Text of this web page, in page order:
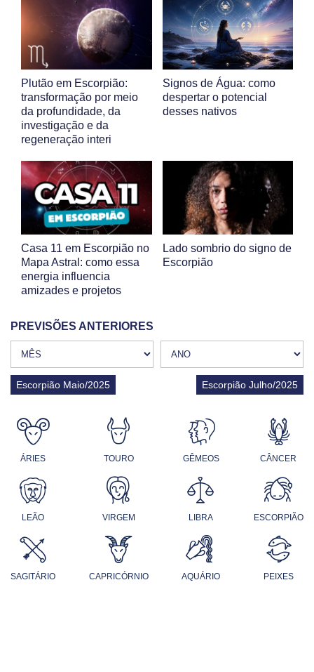
Plutão em Escorpião:
transformação por meio
da profundidade, da
investigação e da
regeneração interi
Signos de Água: como
despertar o potencial
desses nativos
Casa 11 em Escorpião no
Mapa Astral: como essa
energia influencia
amizades e projetos
Lado sombrio do signo de
Escorpião
PREVISÕES ANTERIORES
Escorpião Maio/2025 Escorpião Julho/2025
ÁRIES TOURO GÊMEOS CÂNCER
LEÃO VIRGEM LIBRA ESCORPIÃO
SAGITÁRIO CAPRICÓRNIO AQUÁRIO PEIXES